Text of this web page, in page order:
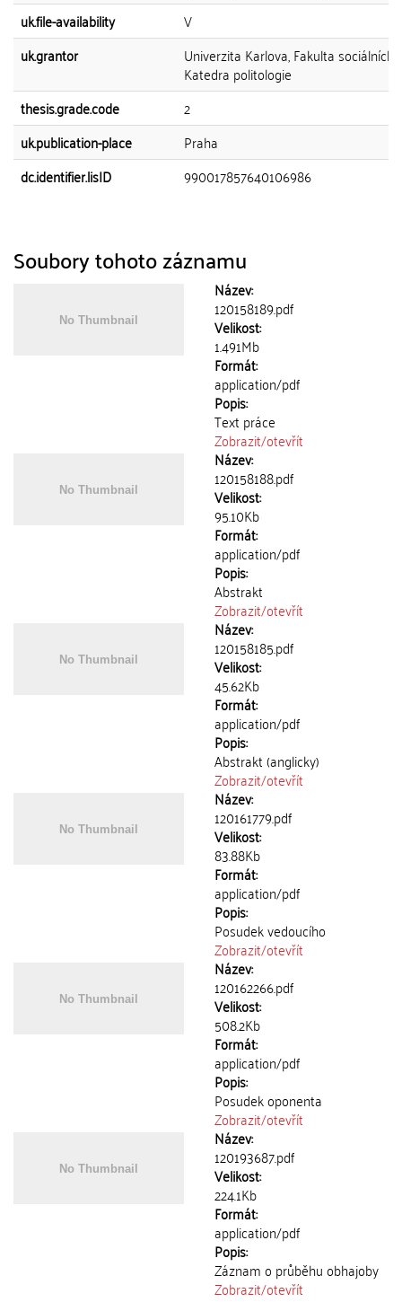
uk.file-availability
V
uk.grantor
Univerzita Karlova, Fakulta sociálních
Katedra politologie
thesis.grade.code
2
uk.publication-place
Praha
dc.identifier.lisID
990017857640106986
Soubory tohoto záznamu
Název:
120158189.pdf
Velikost:
1.491Mb
Formát:
application/pdf
Popis:
Text práce
Zobrazit/otevřít
Název:
120158188.pdf
Velikost:
95.10Kb
Formát:
application/pdf
Popis:
Abstrakt
Zobrazit/otevřít
Název:
120158185.pdf
Velikost:
45.62Kb
Formát:
application/pdf
Popis:
Abstrakt (anglicky)
Zobrazit/otevřít
Název:
120161779.pdf
Velikost:
83.88Kb
Formát:
application/pdf
Popis:
Posudek vedoucího
Zobrazit/otevřít
Název:
120162266.pdf
Velikost:
508.2Kb
Formát:
application/pdf
Popis:
Posudek oponenta
Zobrazit/otevřít
Název:
120193687.pdf
Velikost:
224.1Kb
Formát:
application/pdf
Popis:
Záznam o průběhu obhajoby
Zobrazit/otevřít